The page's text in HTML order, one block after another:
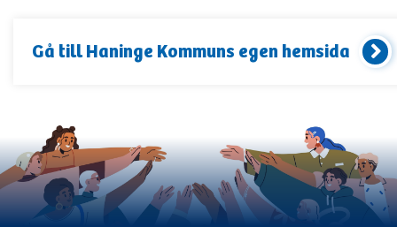
Gå tillHaninge Kommuns egen hemsida